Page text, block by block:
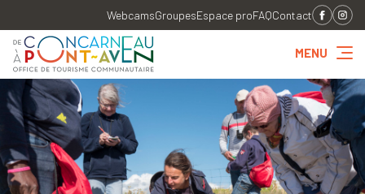
WebcamsGroupesEspace proFAQContact
MENU